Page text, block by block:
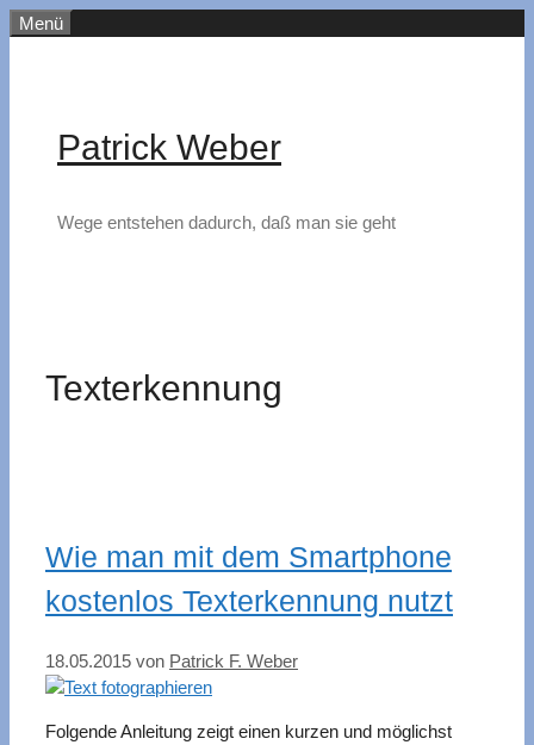
Zum
Menü
Patrick Weber
Wege entstehen dadurch, daß man sie geht
Texterkennung
Wie man mit dem Smartphone
kostenlos Texterkennung nutzt
18.05.2015 von Patrick F. Weber
Folgende Anleitung zeigt einen kurzen und möglichst